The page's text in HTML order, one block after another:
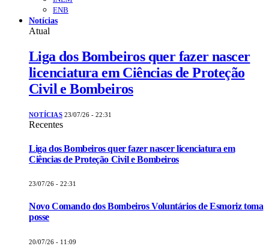
ENB
Notícias
Atual
Liga dos Bombeiros quer fazer nascer
licenciatura em Ciências de Proteção
Civil e Bombeiros
NOTÍCIAS 23/07/26 - 22:31
Recentes
Liga dos Bombeiros quer fazer nascer licenciatura em
Ciências de Proteção Civil e Bombeiros
23/07/26 - 22:31
Novo Comando dos Bombeiros Voluntários de Esmoriz toma
posse
20/07/26 - 11:09